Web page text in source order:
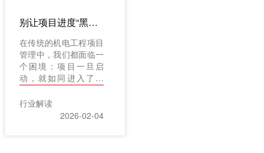
别让项目进度“黑盒”运行!这款机电工程管理软件让所有环节一目了然
在传统的机电工程项目
管理中，我们都面临一
个困境：项目一旦启
动，就如同进入了一
个“黑盒”。资金流向是
否清晰?材料消耗是否
合理?施工进度是否符
行业解读
2026-02-04